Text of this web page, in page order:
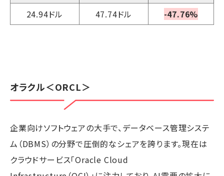
24.94ドル
47.74ドル -47.76%
オラクル＜ORCL＞
企業向けソフトウェアの大手で、データベース管理システ
ム（DBMS）の分野で圧倒的なシェアを誇ります。現在は
クラウドサービス「Oracle Cloud